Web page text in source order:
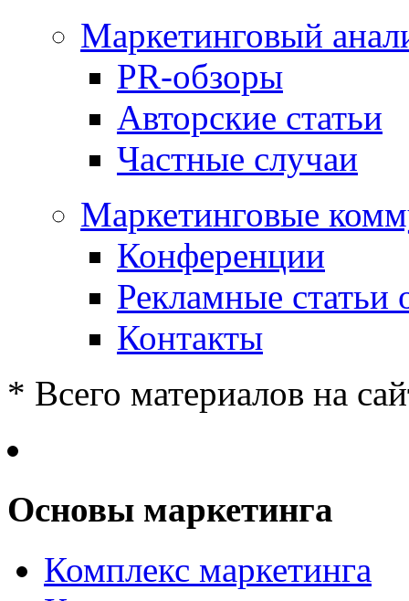
Маркетинговый
PR-обзоры
Авторские статьи
Частные случаи
Маркетинговые
Конференции
Рекламные статьи
Контакты
* Всего материалов на
Основы маркетинга
Комплекс маркетинга